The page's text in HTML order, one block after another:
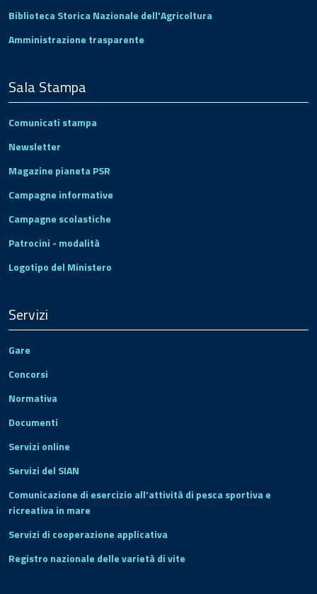
Biblioteca Storica Nazionale dell'Agricoltura
Amministrazione trasparente
Sala Stampa
Comunicati stampa
Newsletter
Magazine pianeta PSR
Campagne informative
Campagne scolastiche
Patrocini - modalità
Logotipo del Ministero
Servizi
Gare
Concorsi
Normativa
Documenti
Servizi online
Servizi del SIAN
Comunicazione di esercizio all'attività di pesca sportiva e
ricreativa in mare
Servizi di cooperazione applicativa
Registro nazionale delle varietà di vite